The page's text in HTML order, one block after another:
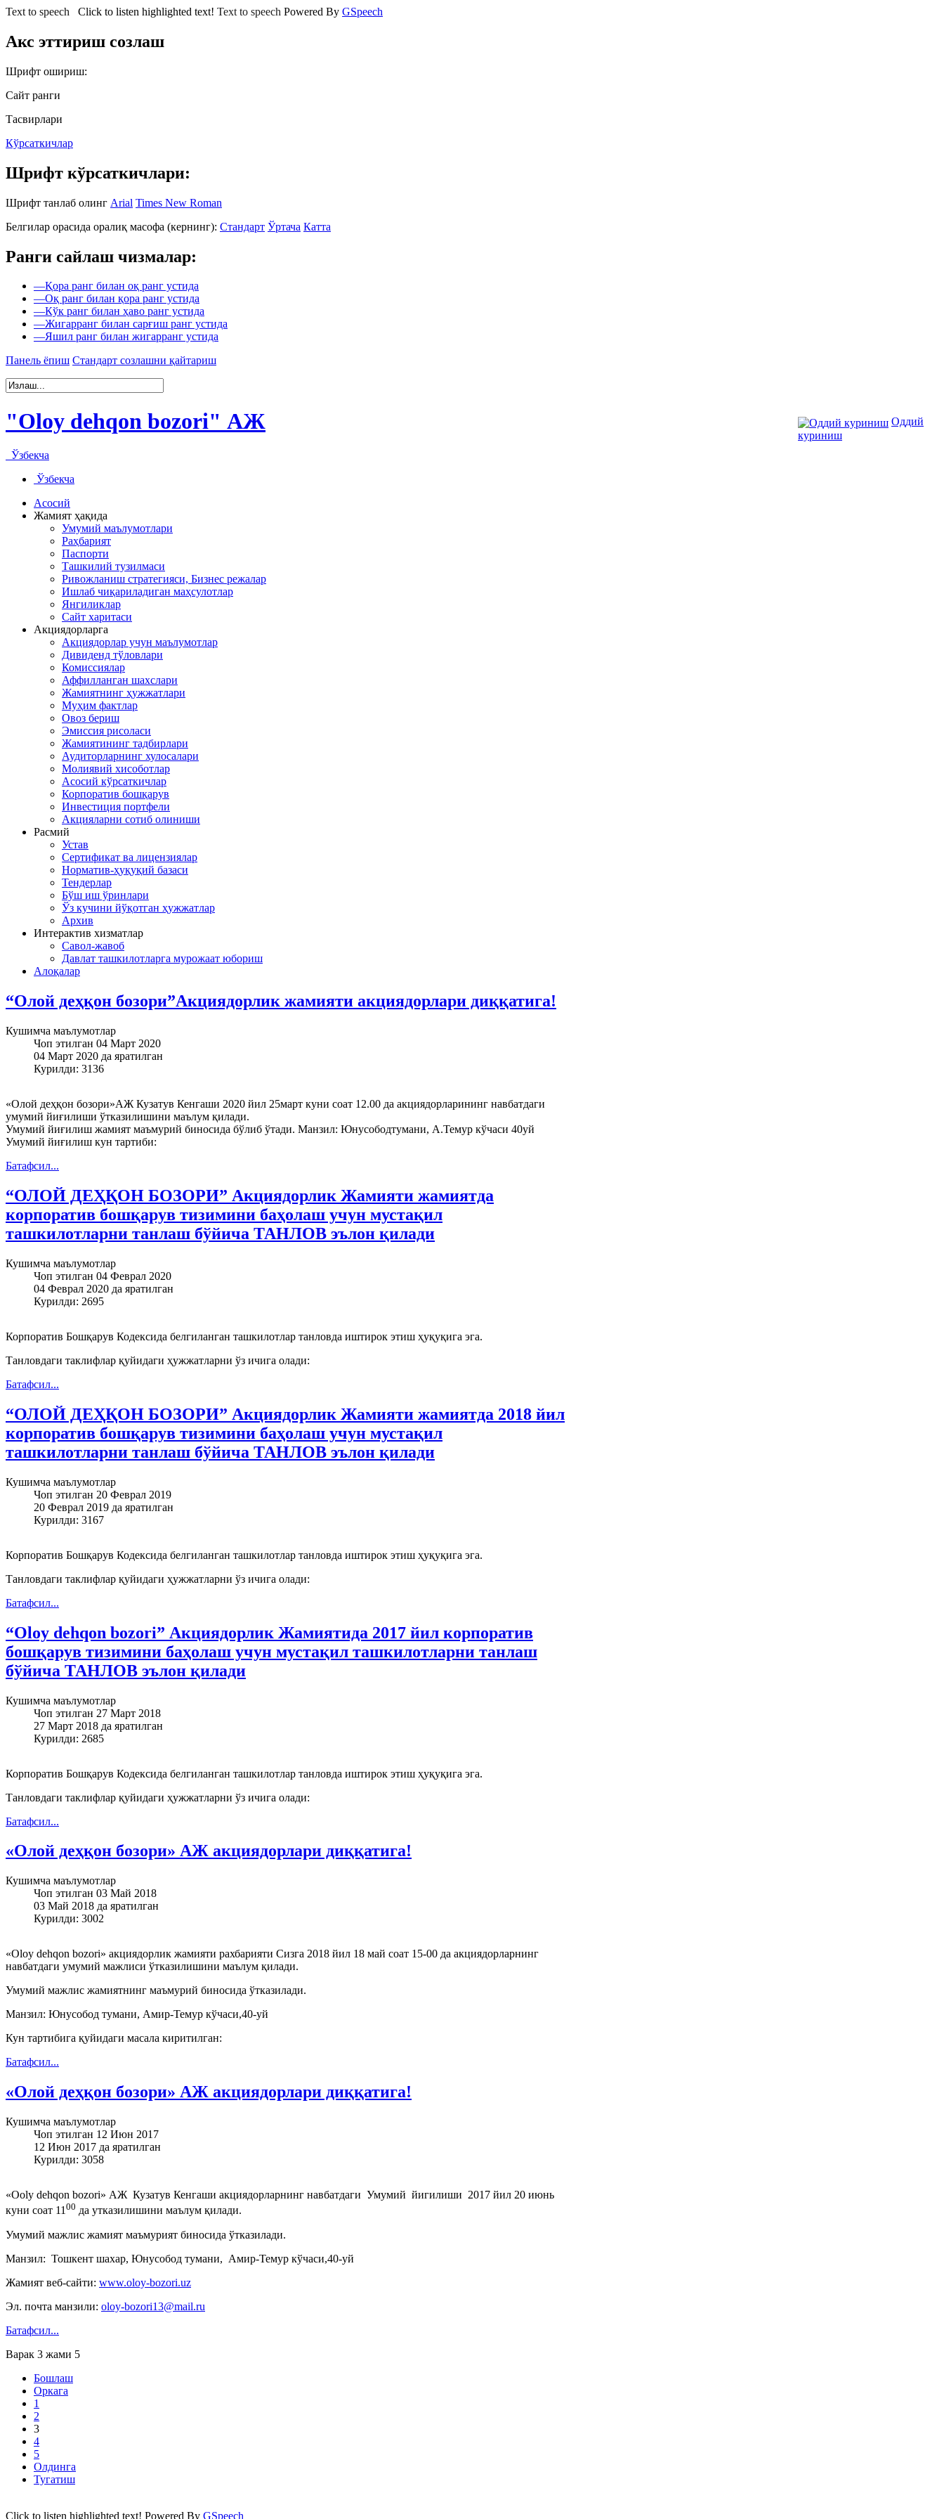
Text to speech Click to listen highlighted text! Text to speech Powered By GSpeech
Акс эттириш созлаш
Шрифт ошириш:
Сайт ранги
Тасвирлари
Кўрсаткичлар
Шрифт кўрсаткичлари:
Шрифт танлаб олинг Arial Times New Roman
Белгилар орасида оралиқ масофа (кернинг): Стандарт Ўртача Катта
Ранги сайлаш чизмалар:
—Қора ранг билан оқ ранг устида
—Оқ ранг билан қора ранг устида
—Кўк ранг билан ҳаво ранг устида
—Жигарранг билан сарғиш ранг устида
—Яшил ранг билан жигарранг устида
Панель ёпиш Стандарт созлашни қайтариш
Оддий
куриниш
"Oloy dehqon bozori" АЖ
Ўзбекча
Ўзбекча
Асосий
Жамият ҳақида
Умумий маълумотлари
Раҳбарият
Паспорти
Ташкилий тузилмаси
Ривожланиш стратегияси, Бизнес режалар
Ишлаб чиқариладиган маҳсулотлар
Янгиликлар
Сайт харитаси
Акциядорларга
Акциядорлар учун маълумотлар
Дивиденд тўловлари
Комиссиялар
Аффилланган шахслари
Жамиятнинг ҳужжатлари
Муҳим фактлар
Овоз бериш
Эмиссия рисоласи
Жамиятининг тадбирлари
Аудиторларнинг хулосалари
Молиявий хисоботлар
Асосий кўрсаткичлар
Корпоратив бошқарув
Инвестиция портфели
Акцияларни сотиб олиниши
Расмий
Устав
Сертификат ва лицензиялар
Норматив-ҳуқуқий базаси
Тендерлар
Бўш иш ўринлари
Ўз кучини йўқотган ҳужжатлар
Архив
Интерактив хизматлар
Савол-жавоб
Давлат ташкилотларга мурожаат юбориш
Алоқалар
“Олой деҳқон бозори”Акциядорлик жамияти акциядорлари диққатига!
Кушимча маълумотлар
Чоп этилган 04 Март 2020
04 Март 2020 да яратилган
Курилди: 3136
«Олой деҳқон бозори»АЖ Кузатув Кенгаши 2020 йил 25март куни соат 12.00 да акциядорларининг навбатдаги
умумий йиғилиши ўтказилишини маълум қилади.
Умумий йиғилиш жамият маъмурий биносида бўлиб ўтади. Манзил: Юнусободтумани, А.Темур кўчаси 40уй
Умумий йиғилиш кун тартиби:
Батафсил...
“ОЛОЙ ДЕҲҚОН БОЗОРИ” Акциядорлик Жамияти жамиятда
корпоратив бошқарув тизимини баҳолаш учун мустақил
ташкилотларни танлаш бўйича ТАНЛОВ эълон қилади
Кушимча маълумотлар
Чоп этилган 04 Феврал 2020
04 Феврал 2020 да яратилган
Курилди: 2695
Корпоратив Бошқарув Кодексида белгиланган ташкилотлар танловда иштирок этиш ҳуқуқига эга.
Танловдаги таклифлар қуйидаги ҳужжатларни ўз ичига олади:
Батафсил...
“ОЛОЙ ДЕҲҚОН БОЗОРИ” Акциядорлик Жамияти жамиятда 2018 йил
корпоратив бошқарув тизимини баҳолаш учун мустақил
ташкилотларни танлаш бўйича ТАНЛОВ эълон қилади
Кушимча маълумотлар
Чоп этилган 20 Феврал 2019
20 Феврал 2019 да яратилган
Курилди: 3167
Корпоратив Бошқарув Кодексида белгиланган ташкилотлар танловда иштирок этиш ҳуқуқига эга.
Танловдаги таклифлар қуйидаги ҳужжатларни ўз ичига олади:
Батафсил...
“Oloy dehqon bozori” Акциядорлик Жамиятида 2017 йил корпоратив
бошқарув тизимини баҳолаш учун мустақил ташкилотларни танлаш
бўйича ТАНЛОВ эълон қилади
Кушимча маълумотлар
Чоп этилган 27 Март 2018
27 Март 2018 да яратилган
Курилди: 2685
Корпоратив Бошқарув Кодексида белгиланган ташкилотлар танловда иштирок этиш ҳуқуқига эга.
Танловдаги таклифлар қуйидаги ҳужжатларни ўз ичига олади:
Батафсил...
«Олой деҳқон бозори» АЖ акциядорлари диққатига!
Кушимча маълумотлар
Чоп этилган 03 Май 2018
03 Май 2018 да яратилган
Курилди: 3002
«Oloy dehqon bozori» акциядорлик жамияти рахбарияти Сизга 2018 йил 18 май соат 15-00 да акциядорларнинг
навбатдаги умумий мажлиси ўтказилишини маълум қилади.
Умумий мажлис жамиятнинг маъмурий биносида ўтказилади.
Манзил: Юнусобод тумани, Амир-Темур кўчаси,40-уй
Кун тартибига қуйидаги масала киритилган:
Батафсил...
«Олой деҳқон бозори» АЖ акциядорлари диққатига!
Кушимча маълумотлар
Чоп этилган 12 Июн 2017
12 Июн 2017 да яратилган
Курилди: 3058
«Ooly dehqon bozori» АЖ Кузатув Кенгаши акциядорларнинг навбатдаги Умумий йигилиши 2017 йил 20 июнь
куни соат 1100 да утказилишини маълум қилади.
Умумий мажлис жамият маъмурият биносида ўтказилади.
Манзил: Тошкент шахар, Юнусобод тумани, Амир-Темур кўчаси,40-уй
Жамият веб-сайти: www.oloy-bozori.uz
Эл. почта манзили: oloy-bozori13@mail.ru
Батафсил...
Варак 3 жами 5
Бошлаш
Оркага
1
2
3
4
5
Олдинга
Тугатиш
Click to listen highlighted text! Powered By GSpeech